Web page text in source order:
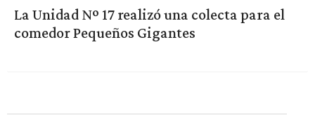
La Unidad Nº 17 realizó una colecta para el
comedor Pequeños Gigantes